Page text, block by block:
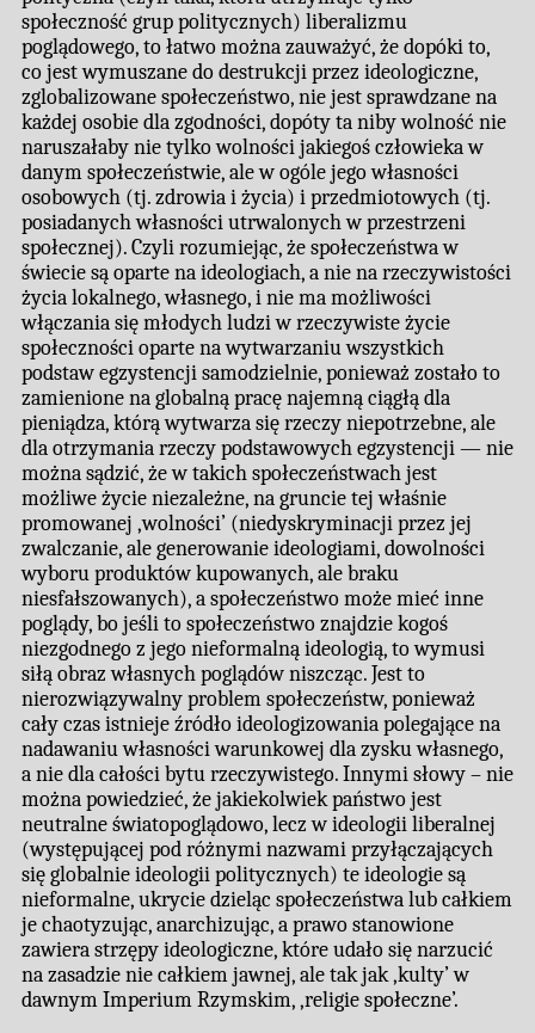
społeczność grup politycznych) liberalizmu
poglądowego, to łatwo można zauważyć, że dopóki to,
co jest wymuszane do destrukcji przez ideologiczne,
zglobalizowane społeczeństwo, nie jest sprawdzane na
każdej osobie dla zgodności, dopóty ta niby wolność nie
naruszałaby nie tylko wolności jakiegoś człowieka w
danym społeczeństwie, ale w ogóle jego własności
osobowych (tj. zdrowia i życia) i przedmiotowych (tj.
posiadanych własności utrwalonych w przestrzeni
społecznej). Czyli rozumiejąc, że społeczeństwa w
świecie są oparte na ideologiach, a nie na rzeczywistości
życia lokalnego, własnego, i nie ma możliwości
włączania się młodych ludzi w rzeczywiste życie
społeczności oparte na wytwarzaniu wszystkich
podstaw egzystencji samodzielnie, ponieważ zostało to
zamienione na globalną pracę najemną ciągłą dla
pieniądza, którą wytwarza się rzeczy niepotrzebne, ale
dla otrzymania rzeczy podstawowych egzystencji — nie
można sądzić, że w takich społeczeństwach jest
możliwe życie niezależne, na gruncie tej właśnie
promowanej ‚wolności’ (niedyskryminacji przez jej
zwalczanie, ale generowanie ideologiami, dowolności
wyboru produktów kupowanych, ale braku
niesfałszowanych), a społeczeństwo może mieć inne
poglądy, bo jeśli to społeczeństwo znajdzie kogoś
niezgodnego z jego nieformalną ideologią, to wymusi
siłą obraz własnych poglądów niszcząc. Jest to
nierozwiązywalny problem społeczeństw, ponieważ
cały czas istnieje źródło ideologizowania polegające na
nadawaniu własności warunkowej dla zysku własnego,
a nie dla całości bytu rzeczywistego. Innymi słowy – nie
można powiedzieć, że jakiekolwiek państwo jest
neutralne światopoglądowo, lecz w ideologii liberalnej
(występującej pod różnymi nazwami przyłączających
się globalnie ideologii politycznych) te ideologie są
nieformalne, ukrycie dzieląc społeczeństwa lub całkiem
je chaotyzując, anarchizując, a prawo stanowione
zawiera strzępy ideologiczne, które udało się narzucić
na zasadzie nie całkiem jawnej, ale tak jak ‚kulty’ w
dawnym Imperium Rzymskim, ‚religie społeczne’.